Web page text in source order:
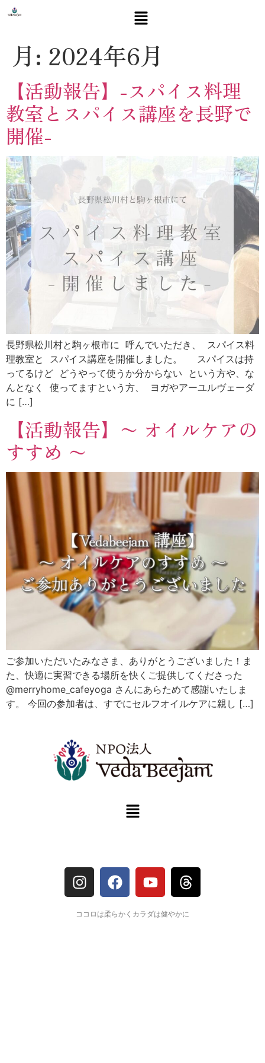
月: 2024年6月
【活動報告】-スパイス料理
教室とスパイス講座を長野で
開催-
長野県松川村と駒ヶ根市に 呼んでいただき、 スパイス料
理教室と スパイス講座を開催しました。 スパイスは持
ってるけど どうやって使うか分からない という方や、な
んとなく 使ってますという方、 ヨガやアーユルヴェーダ
に […]
【活動報告】〜 オイルケアの
すすめ 〜
ご参加いただいたみなさま、ありがとうございました！ま
た、快適に実習できる場所を快くご提供してくださった
@merryhome_cafeyoga さんにあらためて感謝いたしま
す。 今回の参加者は、すでにセルフオイルケアに親し […]
ココロは柔らかくカラダは健やかに